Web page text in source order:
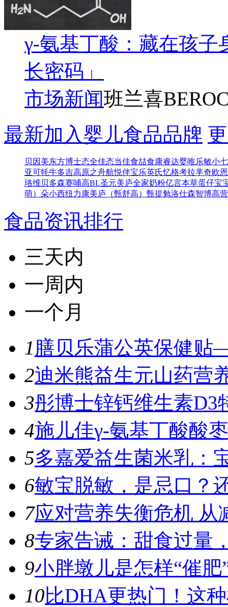
γ-氨基丁酸：藏在孩
长密码」
市场新闻班兰喜
最新加入婴儿食品品牌
贝因美东方博士态全佳态当佳食喆食康睿达婴唯乐敏小七
亚可牦牛多吉高原之舟航悦伴宝乐英氏忆格考拉芈奇欧
珞维贝多森赛哺高BL圣元美庐全家奶粉亿言本草蛋仔宝
萌） 朵小西纽力康美庐（甄舒高） 甄提勉洛仕森智博高
食品资讯排行
三天内
一周内
一个月
1 膳贝乐蒲公英保健
2迪米熊益生元山药营
3彤博士锌钙维生素
4施儿佳γ-氨基丁酸酸
5多嘉爱益生菌米乳：
6敏宝脱敏，是忌口？
7应对营养失衡危机 从
8专家告诫：甜食过量
9小胖墩儿是怎样“催
10比DHA更热门！这